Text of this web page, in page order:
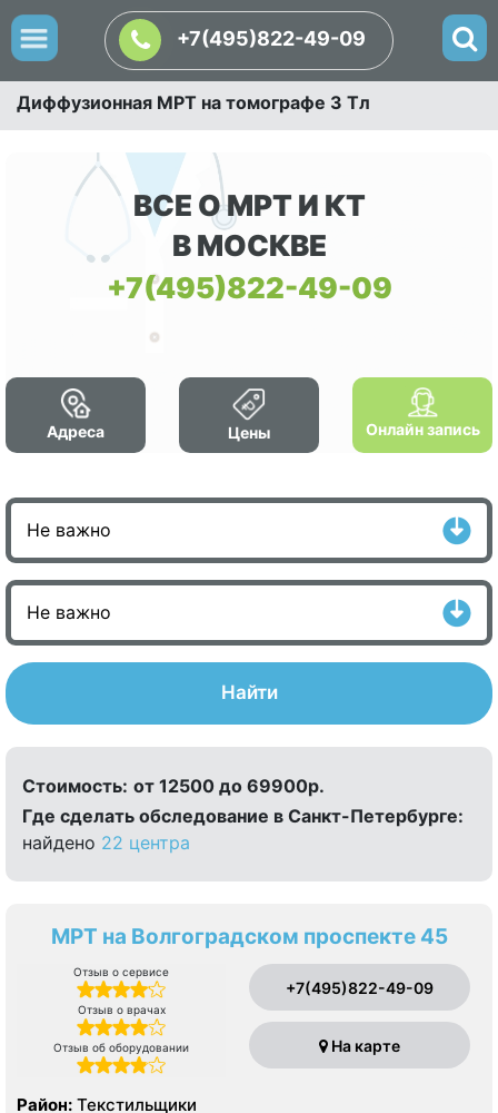
+7(495)822-49-09
Диффузионная МРТ на томографе 3 Тл
ВСЕ О МРТ И КТ
В МОСКВЕ
+7(495)822-49-09
Адреса Цены Онлайн запись
Найти
Стоимость: от 12500 до 69900р.
Где сделать обследование в Санкт-Петербурге:
найдено 22 центра
МРТ на Волгоградском проспекте 45
Отзыв о сервисе
Отзыв о врачах
Отзыв об оборудовании
+7(495)822-49-09
На карте
Район: Текстильщики